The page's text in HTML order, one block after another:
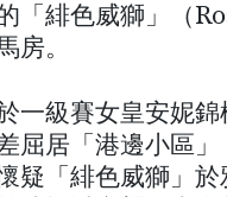
「緋色威獅」（
房。
一級賽女皇安妮
屈居「港邊小區
疑「緋色威獅」